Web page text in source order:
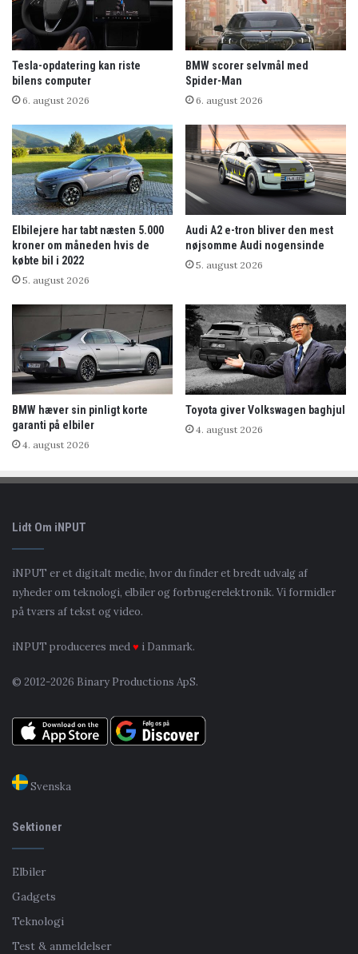
Tesla-opdatering kan riste
bilens computer
6. august 2026
BMW scorer selvmål med
Spider-Man
6. august 2026
Elbilejere har tabt næsten 5.000
kroner om måneden hvis de
købte bil i 2022
5. august 2026
Audi A2 e-tron bliver den mest
nøjsomme Audi nogensinde
5. august 2026
BMW hæver sin pinligt korte
garanti på elbiler
4. august 2026
Toyota giver Volkswagen baghjul
4. august 2026
Lidt Om iNPUT
iNPUT er et digitalt medie, hvor du finder et bredt udvalg af
nyheder om teknologi, elbiler og forbrugerelektronik. Vi formidler
på tværs af tekst og video.
iNPUT produceres med♥ i Danmark.
© 2012-2026 Binary Productions ApS.
Svenska
Sektioner
Elbiler
Gadgets
Teknologi
Test & anmeldelser